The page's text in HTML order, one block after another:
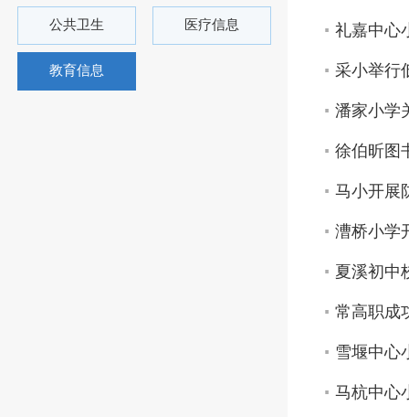
公共卫生 医疗信息
教育信息
礼嘉中心
采小举行
潘家小学
徐伯昕图
马小开展
漕桥小学
夏溪初中
常高职成
雪堰中心
马杭中心